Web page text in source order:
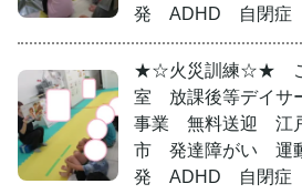
発 ADHD 自閉症
★☆火災訓練☆★ こ
室 放課後等デイサ
事業 無料送迎 江
市 発達障がい 運
発 ADHD 自閉症